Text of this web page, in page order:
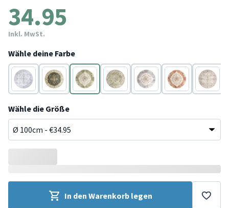
34.95
Inkl. MwSt.
Wähle deine Farbe
Weiß TerracottaTerracottaTerracottaTerracottaTerracotta
Wähle die Größe
In den Warenkorb legen